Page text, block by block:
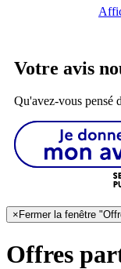
Votre avis
Qu'avez-vous pensé
× Fermer la fenêtre
Offres